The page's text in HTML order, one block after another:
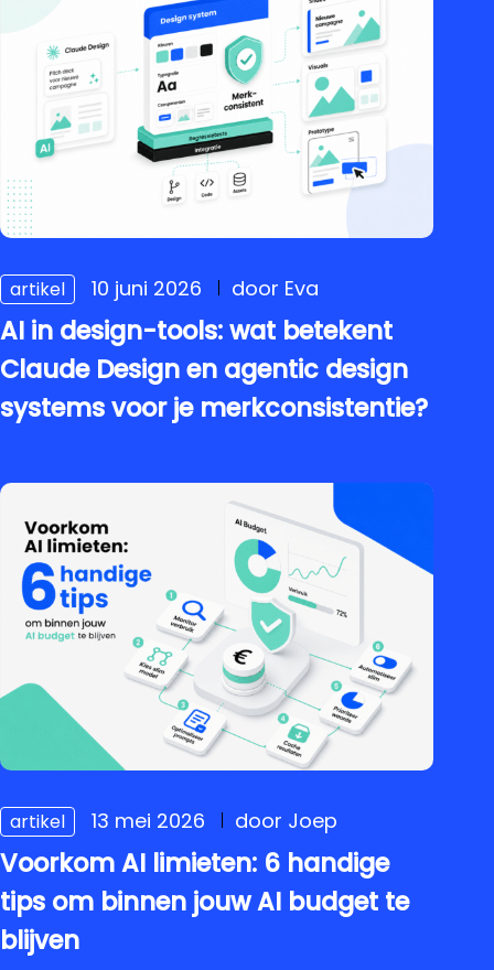
artikel 10 juni 2026 door Eva
AI in design-tools: wat betekent
Claude Design en agentic design
systems voor je merkconsistentie?
artikel 13 mei 2026 door Joep
Voorkom AI limieten: 6 handige
tips om binnen jouw AI budget te
blijven